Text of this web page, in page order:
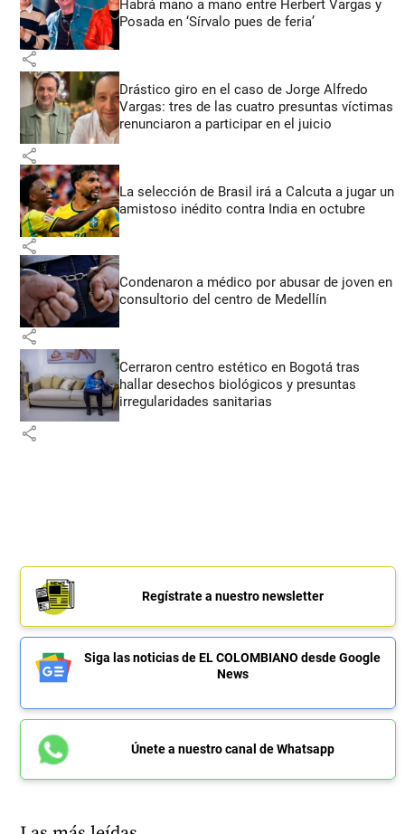
Habrá mano a mano entre Herbert Vargas y
Posada en ‘Sírvalo pues de feria’
share
Drástico giro en el caso de Jorge Alfredo
Vargas: tres de las cuatro presuntas víctimas
renunciaron a participar en el juicio
share
La selección de Brasil irá a Calcuta a jugar un
amistoso inédito contra India en octubre
share
Condenaron a médico por abusar de joven en
consultorio del centro de Medellín
share
Cerraron centro estético en Bogotá tras
hallar desechos biológicos y presuntas
irregularidades sanitarias
share
Regístrate a nuestro newsletter
Siga las noticias de EL COLOMBIANO desde Google
News
Únete a nuestro canal de Whatsapp